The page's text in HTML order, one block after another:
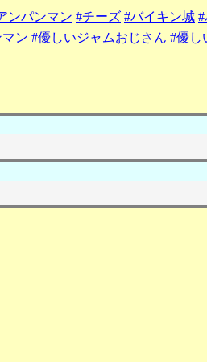
ンパンマン #チーズ #バイキン城
ン #優しいジャムおじさん #優し